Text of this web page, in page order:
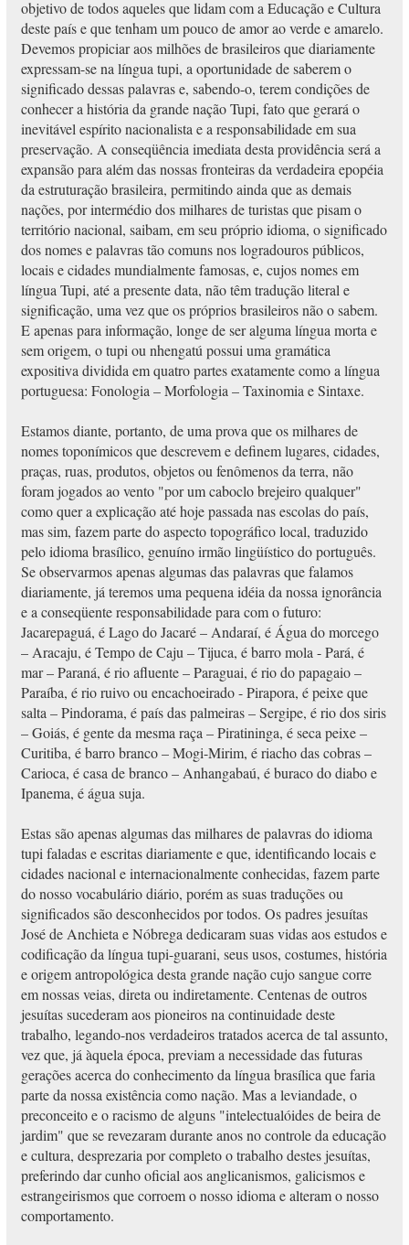
objetivo de todos aqueles que lidam com a Educação e Cultura
deste país e que tenham um pouco de amor ao verde e amarelo.
Devemos propiciar aos milhões de brasileiros que diariamente
expressam-se na língua tupi, a oportunidade de saberem o
significado dessas palavras e, sabendo-o, terem condições de
conhecer a história da grande nação Tupi, fato que gerará o
inevitável espírito nacionalista e a responsabilidade em sua
preservação. A conseqüência imediata desta providência será a
expansão para além das nossas fronteiras da verdadeira epopéia
da estruturação brasileira, permitindo ainda que as demais
nações, por intermédio dos milhares de turistas que pisam o
território nacional, saibam, em seu próprio idioma, o significado
dos nomes e palavras tão comuns nos logradouros públicos,
locais e cidades mundialmente famosas, e, cujos nomes em
língua Tupi, até a presente data, não têm tradução literal e
significação, uma vez que os próprios brasileiros não o sabem.
E apenas para informação, longe de ser alguma língua morta e
sem origem, o tupi ou nhengatú possui uma gramática
expositiva dividida em quatro partes exatamente como a língua
portuguesa: Fonologia – Morfologia – Taxinomia e Sintaxe.
Estamos diante, portanto, de uma prova que os milhares de
nomes toponímicos que descrevem e definem lugares, cidades,
praças, ruas, produtos, objetos ou fenômenos da terra, não
foram jogados ao vento "por um caboclo brejeiro qualquer"
como quer a explicação até hoje passada nas escolas do país,
mas sim, fazem parte do aspecto topográfico local, traduzido
pelo idioma brasílico, genuíno irmão lingüístico do português.
Se observarmos apenas algumas das palavras que falamos
diariamente, já teremos uma pequena idéia da nossa ignorância
e a conseqüente responsabilidade para com o futuro:
Jacarepaguá, é Lago do Jacaré – Andaraí, é Água do morcego
– Aracaju, é Tempo de Caju – Tijuca, é barro mola - Pará, é
mar – Paraná, é rio afluente – Paraguai, é rio do papagaio –
Paraíba, é rio ruivo ou encachoeirado - Pirapora, é peixe que
salta – Pindorama, é país das palmeiras – Sergipe, é rio dos siris
– Goiás, é gente da mesma raça – Piratininga, é seca peixe –
Curitiba, é barro branco – Mogi-Mirim, é riacho das cobras –
Carioca, é casa de branco – Anhangabaú, é buraco do diabo e
Ipanema, é água suja.
Estas são apenas algumas das milhares de palavras do idioma
tupi faladas e escritas diariamente e que, identificando locais e
cidades nacional e internacionalmente conhecidas, fazem parte
do nosso vocabulário diário, porém as suas traduções ou
significados são desconhecidos por todos. Os padres jesuítas
José de Anchieta e Nóbrega dedicaram suas vidas aos estudos e
codificação da língua tupi-guarani, seus usos, costumes, história
e origem antropológica desta grande nação cujo sangue corre
em nossas veias, direta ou indiretamente. Centenas de outros
jesuítas sucederam aos pioneiros na continuidade deste
trabalho, legando-nos verdadeiros tratados acerca de tal assunto,
vez que, já àquela época, previam a necessidade das futuras
gerações acerca do conhecimento da língua brasílica que faria
parte da nossa existência como nação. Mas a leviandade, o
preconceito e o racismo de alguns "intelectualóides de beira de
jardim" que se revezaram durante anos no controle da educação
e cultura, desprezaria por completo o trabalho destes jesuítas,
preferindo dar cunho oficial aos anglicanismos, galicismos e
estrangeirismos que corroem o nosso idioma e alteram o nosso
comportamento.